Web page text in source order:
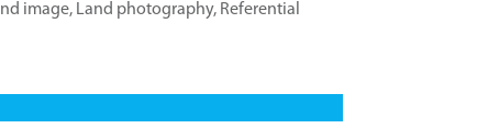
image, Land photography, Referential